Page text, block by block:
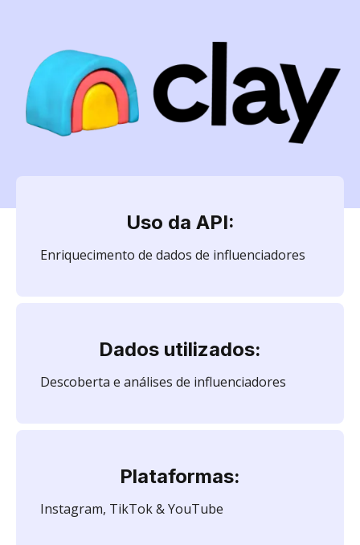
Uso da API:
Enriquecimento de dados de influenciadores
Dados utilizados:
Descoberta e análises de influenciadores
Plataformas:
Instagram, TikTok & YouTube